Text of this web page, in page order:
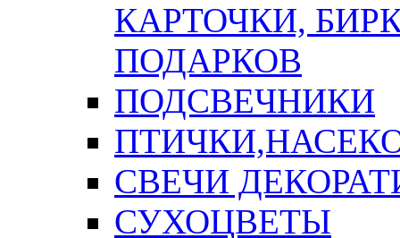
КАРТОЧКИ,
ПОДАРКОВ
ПОДСВЕЧНИКИ
СВЕЧИ
СУХОЦВЕТЫ